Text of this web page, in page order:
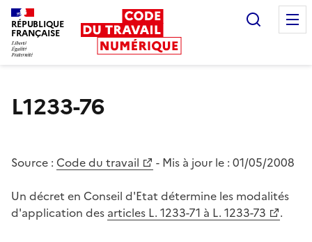
RÉPUBLIQUE
FRANÇAISE
L1233-76
Source : Code du travail - Mis à jour le : 01/05/2008
Un décret en Conseil d'Etat détermine les modalités
d'application des articles L. 1233-71 à L. 1233-73 .